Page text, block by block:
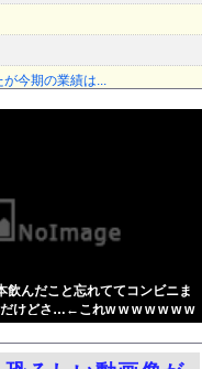
今期の業績は...
時は0だっ...
増築へ
めてイケメン...
ト』をra...
」
で治療中断―危...
飲んだこと忘れててコンビニま
けどさ…←これw w w w w w w